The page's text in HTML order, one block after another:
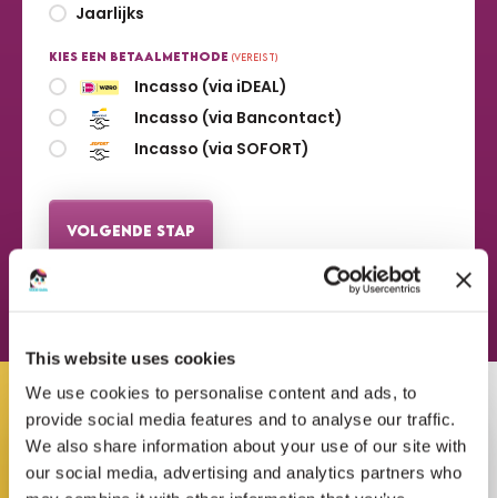
This website uses cookies
We use cookies to personalise content and ads, to
provide social media features and to analyse our traffic.
We also share information about your use of our site with
our social media, advertising and analytics partners who
Jaarlijks
Kies een betaalmethode (Vereist)
Incasso (via iDEAL)
Incasso (via Bancontact)
Incasso (via SOFORT)